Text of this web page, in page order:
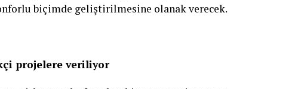
biçimde geliştirilmesine olanak verecek.
projelere veriliyor